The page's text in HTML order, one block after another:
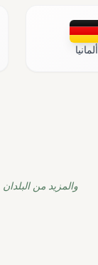
ألمانيا
والمزيد من